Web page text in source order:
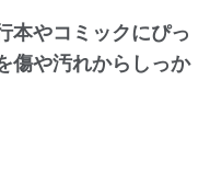
本やコミックにぴっ
傷や汚れからしっか